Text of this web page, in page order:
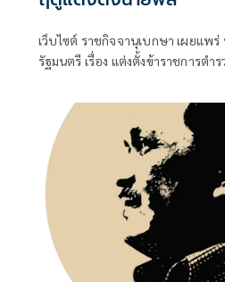
เว็บไซต์ ราชกิจจานุเบกษา เผยแพ
รัฐมนตรี เรื่อง แต่งตั้งข้าราชการตำ